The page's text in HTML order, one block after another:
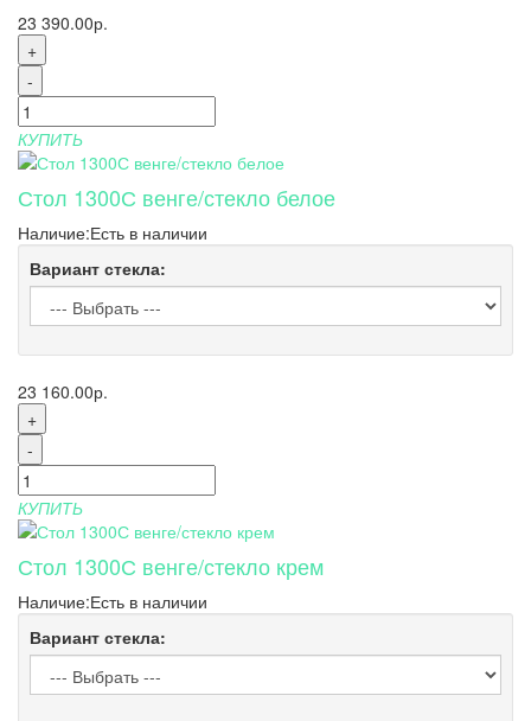
23 390.00р.
+
-
КУПИТЬ
Стол 1300С венге/стекло белое
Наличие:Есть в наличии
Вариант стекла:
23 160.00р.
+
-
КУПИТЬ
Стол 1300С венге/стекло крем
Наличие:Есть в наличии
Вариант стекла: